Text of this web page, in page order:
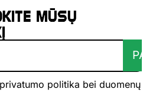
mūsų
politika bei duomenų